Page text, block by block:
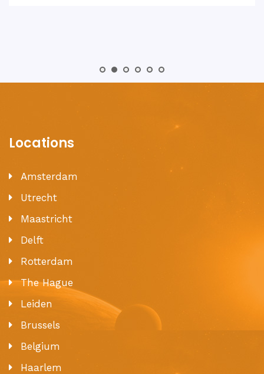
Locations
Amsterdam
Utrecht
Maastricht
Delft
Rotterdam
The Hague
Leiden
Brussels
Belgium
Haarlem